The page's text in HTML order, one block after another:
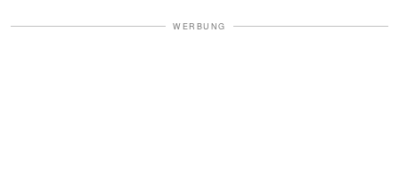
WERBUNG